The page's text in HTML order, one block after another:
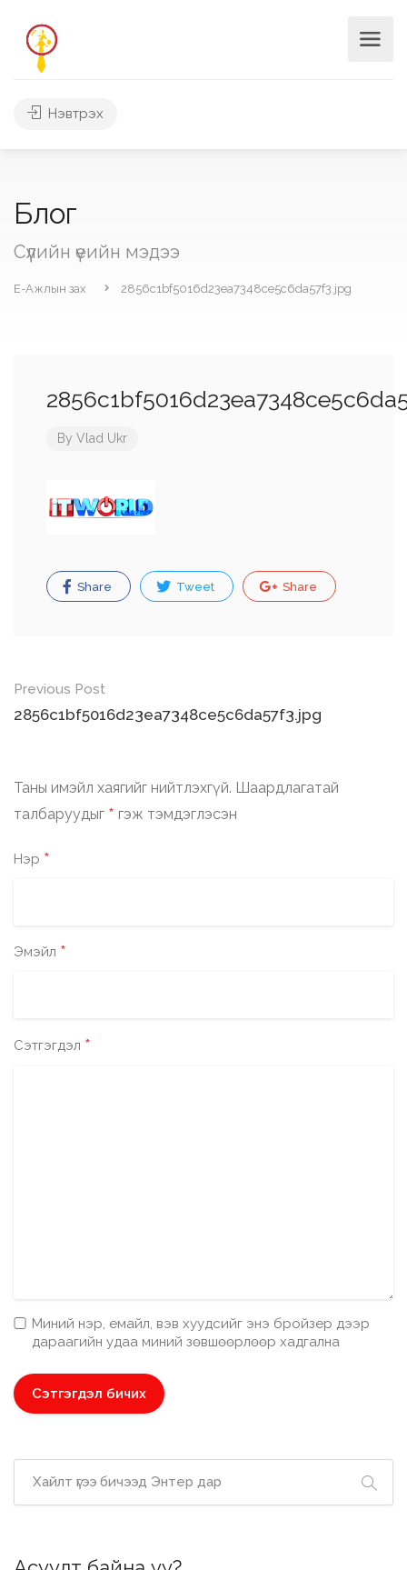
Нэвтрэх
Блог
Сүүлийн үеийн мэдээ
Е-Ажлын зах 2856c1bf5016d23ea7348ce5c6da57f3.jpg
By Vlad Ukr
Share Tweet Share
Post
navigation
Previous Post
2856c1bf5016d23ea7348ce5c6da57f3.jpg
Таны имэйл хаягийг нийтлэхгүй. Шаардлагатай
талбаруудыг * гэж тэмдэглэсэн
Нэр *
Эмэйл *
Сэтгэгдэл *
Миний нэр, емайл, вэв хуудсийг энэ бройзер дээр
дараагийн удаа миний зөвшөөрлөөр хадгална